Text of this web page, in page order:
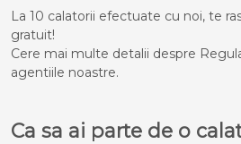
La 10 calatorii efectuate cu noi, te
gratuit!
Cere mai multe detalii despre
agentiile noastre.
Ca sa ai parte de o